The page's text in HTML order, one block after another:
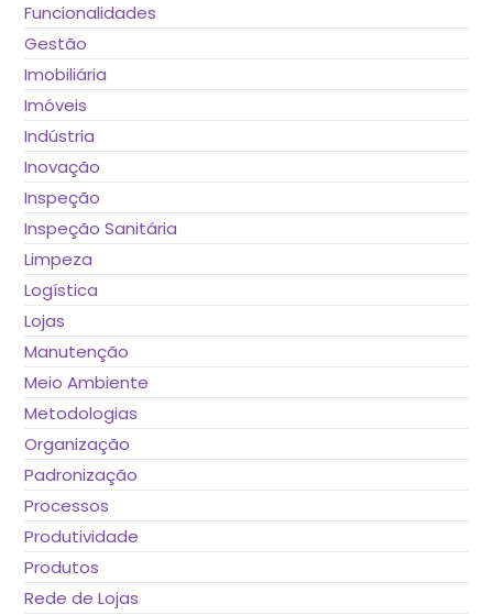
Funcionalidades
Gestão
Imobiliária
Imóveis
Indústria
Inovação
Inspeção
Inspeção Sanitária
Limpeza
Logística
Lojas
Manutenção
Meio Ambiente
Metodologias
Organização
Padronização
Processos
Produtividade
Produtos
Rede de Lojas